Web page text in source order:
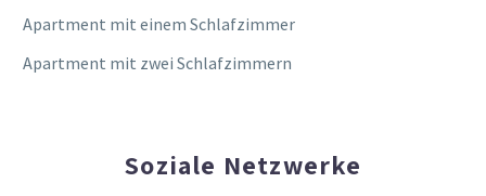
Apartment mit einem Schlafzimmer
Apartment mit zwei Schlafzimmern
Soziale Netzwerke